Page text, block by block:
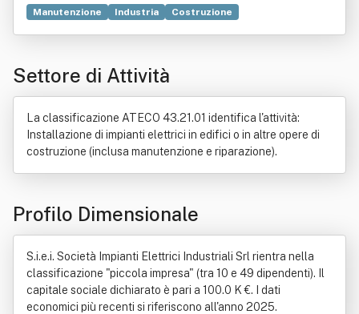
Manutenzione Industria
Costruzione
Sicurezza
Fibra ottica Bene immobile
Testo unico delle disposizioni in materia di intermediazione
Treno
Settore di Attività
La classificazione ATECO 43.21.01 identifica l'attività:
Installazione di impianti elettrici in edifici o in altre opere di
costruzione (inclusa manutenzione e riparazione).
Profilo Dimensionale
S.i.e.i. Società Impianti Elettrici Industriali Srl rientra nella
classificazione "piccola impresa" (tra 10 e 49 dipendenti). Il
capitale sociale dichiarato è pari a 100.0 K €. I dati
economici più recenti si riferiscono all'anno 2025.